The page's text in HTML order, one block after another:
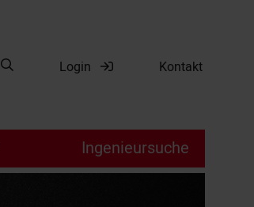
Suche öffnenLogin Kontakt
Ingenieursuche